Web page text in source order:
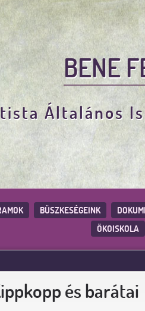
BENE
Általános
BÜSZKESÉGEINK
ÖKOISKOLA
és barátai